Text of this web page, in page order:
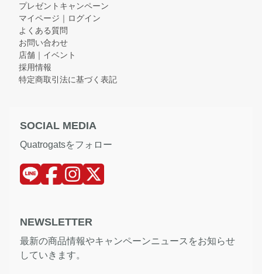
プレゼントキャンペーン
マイページ｜ログイン
よくある質問
お問い合わせ
店舗｜イベント
採用情報
特定商取引法に基づく表記
SOCIAL MEDIA
Quatrogatsをフォロー
NEWSLETTER
最新の商品情報やキャンペーンニュースをお知らせ
していきます。